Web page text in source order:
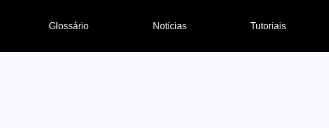
Glossário Notícias Tutoriais